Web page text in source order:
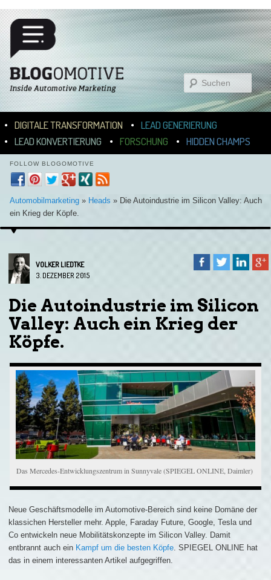
Suchen
ZUM INHALT WECHSELN
ZUM SEKUNDÄREN INHALT WECHSELN
DIGITALE TRANSFORMATION
LEAD GENERIERUNG
LEAD KONVERTIERUNG
FORSCHUNG HIDDEN CHAMPS
FOLLOW BLOGOMOTIVE
Automobilmarketing » Heads » Die Autoindustrie im Silicon Valley: Auch
ein Krieg der Köpfe.
VOLKER LIEDTKE
3. DEZEMBER 2015
Die Autoindustrie im Silicon
Valley: Auch ein Krieg der
Köpfe.
Das Mercedes-Entwicklungszentrum in Sunnyvale (SPIEGEL ONLINE, Daimler)
Neue Geschäftsmodelle im Automotive-Bereich sind keine Domäne der
klassichen Hersteller mehr. Apple, Faraday Future, Google, Tesla und
Co entwickeln neue Mobilitätskonzepte im Silicon Valley. Damit
entbrannt auch ein Kampf um die besten Köpfe . SPIEGEL ONLINE hat
das in einem interessanten Artikel aufgegriffen.